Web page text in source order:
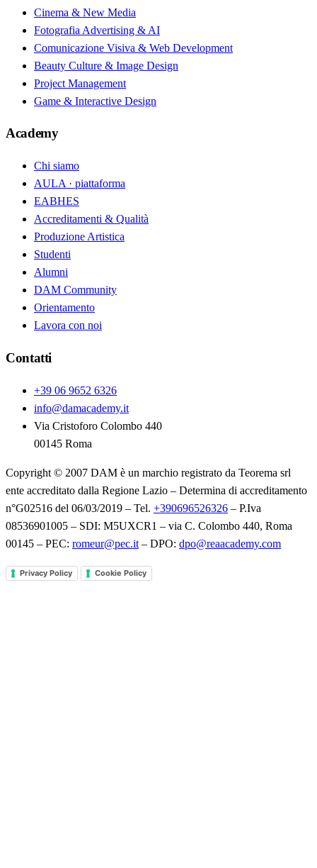
Cinema & New Media
Fotografia Advertising & AI
Comunicazione Visiva & Web Development
Beauty Culture & Image Design
Project Management
Game & Interactive Design
Academy
Chi siamo
AULA · piattaforma
EABHES
Accreditamenti & Qualità
Produzione Artistica
Studenti
Alumni
DAM Community
Orientamento
Lavora con noi
Contatti
+39 06 9652 6326
info@damacademy.it
Via Cristoforo Colombo 440
00145 Roma
Copyright © 2007 DAM è un marchio registrato da Teorema srl
ente accreditato dalla Regione Lazio – Determina di accreditamento
n°G02516 del 06/03/2019 – Tel. +390696526326 – P.Iva
08536901005 – SDI: M5UXCR1 – via C. Colombo 440, Roma
00145 – PEC: romeur@pec.it – DPO: dpo@reaacademy.com
Privacy Policy Cookie Policy